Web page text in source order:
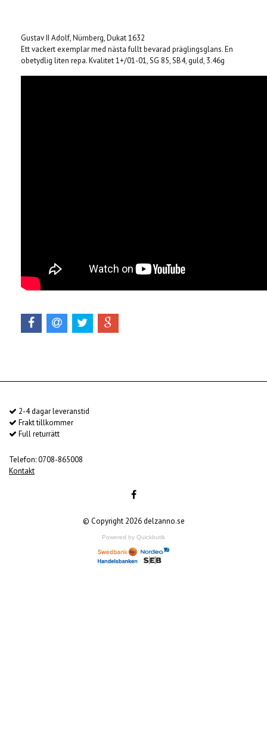
Gustav II Adolf, Nürnberg, Dukat 1632
Ett vackert exemplar med nästa fullt bevarad präglingsglans. En
obetydlig liten repa. Kvalitet 1+/01-01, SG 85, SB4, guld, 3.46g
2-4 dagar leveranstid
Frakt tillkommer
Full returrätt
Telefon: 0708-865008
Kontakt
© Copyright 2026 delzanno.se
Powered by Quickbutik